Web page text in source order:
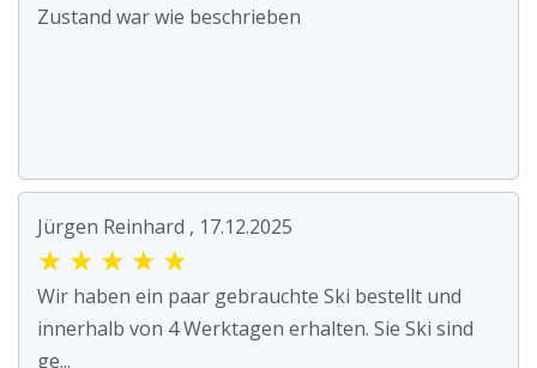
Zustand war wie beschrieben
Jürgen Reinhard , 17.12.2025
★ ★ ★ ★ ★
Wir haben ein paar gebrauchte Ski bestellt und
innerhalb von 4 Werktagen erhalten. Sie Ski sind
ge...